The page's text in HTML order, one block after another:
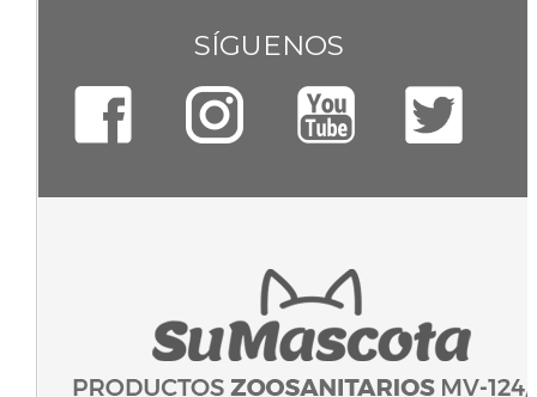
SÍGUENOS